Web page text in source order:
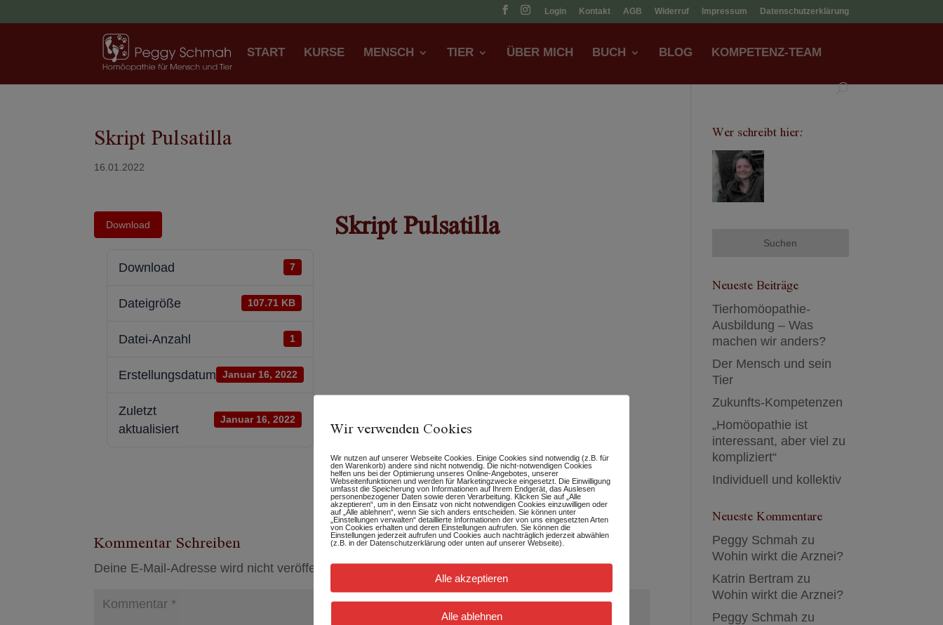
Login Kontakt AGB Widerruf Impressum Datenschutzerklärung
START KURSE MENSCH TIER ÜBER MICH BUCH BLOG KOMPETENZ-TEAM
Skript Pulsatilla
16.01.2022
Download
Download 7
Dateigröße 107.71 KB
Datei-Anzahl 1
Erstellungsdatum Januar 16, 2022
Zuletzt
aktualisiert
Januar 16, 2022
Skript Pulsatilla
Kommentar Schreiben
Deine E-Mail-Adresse wird nicht veröffentlicht. Erforderliche Felder sind mit*markiert
Wer schreibt hier:
Neueste Beiträge
Tierhomöopathie-
Ausbildung – Was
machen wir anders?
Der Mensch und sein
Tier
Zukunfts-Kompetenzen
„Homöopathie ist
interessant, aber viel zu
kompliziert“
Individuell und kollektiv
Neueste Kommentare
Peggy Schmah zu
Wohin wirkt die Arznei?
Katrin Bertram zu
Wohin wirkt die Arznei?
Peggy Schmah zu
Wir verwenden Cookies
Wir nutzen auf unserer Webseite Cookies. Einige Cookies sind notwendig (z.B. für
den Warenkorb) andere sind nicht notwendig. Die nicht-notwendigen Cookies
helfen uns bei der Optimierung unseres Online-Angebotes, unserer
Webseitenfunktionen und werden für Marketingzwecke eingesetzt. Die Einwilligung
umfasst die Speicherung von Informationen auf Ihrem Endgerät, das Auslesen
personenbezogener Daten sowie deren Verarbeitung. Klicken Sie auf „Alle
akzeptieren“, um in den Einsatz von nicht notwendigen Cookies einzuwilligen oder
auf „Alle ablehnen“, wenn Sie sich anders entscheiden. Sie können unter
„Einstellungen verwalten“ detaillierte Informationen der von uns eingesetzten Arten
von Cookies erhalten und deren Einstellungen aufrufen. Sie können die
Einstellungen jederzeit aufrufen und Cookies auch nachträglich jederzeit abwählen
(z.B. in der Datenschutzerklärung oder unten auf unserer Webseite).
Alle akzeptieren
Alle ablehnen